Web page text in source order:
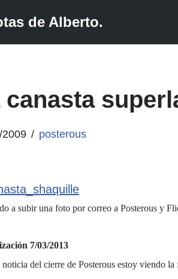
de Alberto.
canasta
2009 posterous
a subir una foto por correo a Posterous y
7/03/2013
del cierre de Posterous estoy viendo